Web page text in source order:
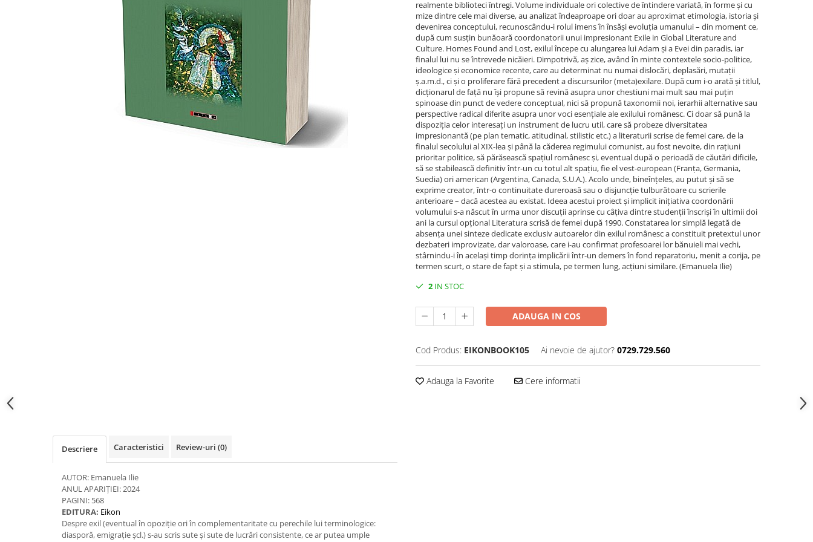
Capital
Evenimentul istoric - editii
realmente biblioteci întregi. Volume individuale ori colective de întindere variată, în forme și cu
mize dintre cele mai diverse, au analizat îndeaproape ori doar au aproximat etimologia, istoria și
devenirea conceptului, recunoscându-i rolul imens în însăși evoluția umanului – din moment ce,
după cum susțin bunăoară coordonatorii unui impresionant Exile in Global Literature and
Culture. Homes Found and Lost, exilul începe cu alungarea lui Adam și a Evei din paradis, iar
finalul lui nu se întrevede nicăieri. Dimpotrivă, aș zice, având în minte contextele socio-politice,
ideologice și economice recente, care au determinat nu numai dislocări, deplasări, mutații
ș.a.m.d., ci și o proliferare fără precedent a discursurilor (meta)exilare. După cum i-o arată și titlul,
dicționarul de față nu își propune să revină asupra unor chestiuni mai mult sau mai puțin
spinoase din punct de vedere conceptual, nici să propună taxonomii noi, ierarhii alternative sau
perspective radical diferite asupra unor voci esențiale ale exilului românesc. Ci doar să pună la
dispoziția celor interesați un instrument de lucru util, care să probeze diversitatea
impresionantă (pe plan tematic, atitudinal, stilistic etc.) a literaturii scrise de femei care, de la
finalul secolului al XIX-lea și până la căderea regimului comunist, au fost nevoite, din rațiuni
prioritar politice, să părăsească spațiul românesc și, eventual după o perioadă de căutări dificile,
să se stabilească definitiv într-un cu totul alt spațiu, fie el vest-european (Franța, Germania,
Suedia) ori american (Argentina, Canada, S.U.A.). Acolo unde, bineînțeles, au putut și să se
exprime creator, într-o continuitate dureroasă sau o disjuncție tulburătoare cu scrierile
anterioare – dacă acestea au existat. Ideea acestui proiect și implicit inițiativa coordonării
volumului s-a născut în urma unor discuții aprinse cu câțiva dintre studenții înscriși în ultimii doi
ani la cursul opțional Literatura scrisă de femei după 1990. Constatarea lor simplă legată de
absența unei sinteze dedicate exclusiv autoarelor din exilul românesc a constituit pretextul unor
dezbateri improvizate, dar valoroase, care i-au confirmat profesoarei lor bănuieli mai vechi,
stârnindu-i în același timp dorința implicării într-un demers în fond reparatoriu, menit a corija, pe
termen scurt, o stare de fapt și a stimula, pe termen lung, acțiuni similare. (Emanuela Ilie)
2 IN STOC
ADAUGA IN COS
Cod Produs: EIKONBOOK105 Ai nevoie de ajutor? 0729.729.560
Adauga la Favorite Cere informatii
Descriere Caracteristici Review-uri (0)
AUTOR: Emanuela Ilie
ANUL APARIȚIEI: 2024
PAGINI: 568
EDITURA: Eikon
Despre exil (eventual în opoziție ori în complementaritate cu perechile lui terminologice:
diasporă, emigrație șcl.) s-au scris sute și sute de lucrări consistente, ce ar putea umple